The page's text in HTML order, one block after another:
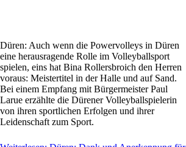
Düren: Auch wenn die Powervolleys in Düren
eine herausragende Rolle im Volleyballsport
spielen, eins hat Bina Rollersbroich den Herren
voraus: Meistertitel in der Halle und auf Sand.
Bei einem Empfang mit Bürgermeister Paul
Larue erzählte die Dürener Volleyballspielerin
von ihren sportlichen Erfolgen und ihrer
Leidenschaft zum Sport.